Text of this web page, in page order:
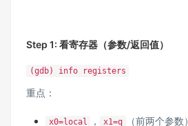
Step 1: 看寄存器（参数/返回值）
(gdb) info registers
重点：
x0=local ， x1=q （前两个参数）